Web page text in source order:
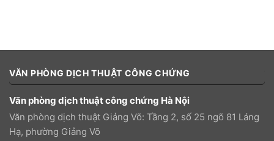
VĂN PHÒNG DỊCH THUẬT CÔNG CHỨNG
Văn phòng dịch thuật công chứng Hà Nội
Văn phòng dịch thuật Giảng Võ: Tầng 2, số 25 ngõ 81 Láng
Hạ, phường Giảng Võ